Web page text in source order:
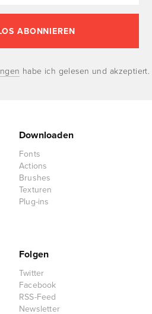
habe ich gelesen und akzeptiert.
Downloaden
Fonts
Actions
Brushes
Texturen
Plug-ins
Folgen
Twitter
Facebook
RSS-Feed
Newsletter